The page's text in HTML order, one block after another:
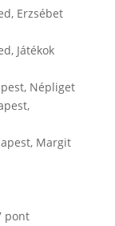
Erzsébet
Játékok
Népliget
Margit
pont